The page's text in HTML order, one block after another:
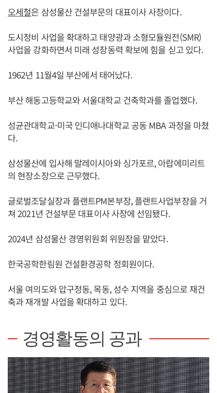
오세철은 삼성물산 건설부문의 대표이사 사장이다.
도시정비 사업을 확대하고 태양광과 소형모듈원전(SMR)
사업을 강화하면서 미래 성장동력 확보에 힘을 싣고 있다.
1962년 11월4일 부산에서 태어났다.
부산 해동고등학교와 서울대학교 건축학과를 졸업했다.
성균관대학교-미국 인디애나대학교 공동 MBA 과정을 마쳤
다.
삼성물산에 입사해 말레이시아와 싱가포르, 아랍에미리트
의 현장소장으로 근무했다.
글로벌조달실장과 플랜트PM본부장, 플랜트사업부장을 거
쳐 2021년 건설부문 대표이사 사장에 선임됐다.
2024년 삼성물산 경영위원회 위원장을 맡았다.
한국공학한림원 건설환경공학 정회원이다.
서울 여의도와 압구정동, 목동, 성수 지역을 중심으로 재건
축과 재개발 사업을 확대하고 있다.
경영활동의 공과